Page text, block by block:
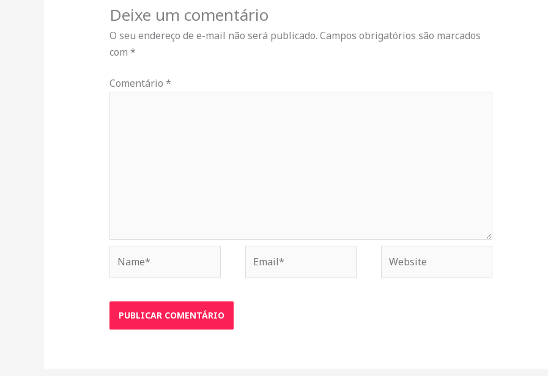
Deixe um comentário
O seu endereço de e-mail não será publicado. Campos obrigatórios são marcados
com *
Comentário *